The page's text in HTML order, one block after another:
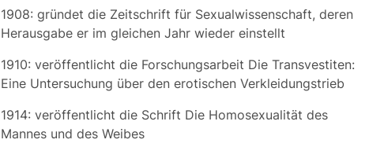
1908: gründet die Zeitschrift für Sexualwissenschaft, deren
Herausgabe er im gleichen Jahr wieder einstellt
1910: veröffentlicht die Forschungsarbeit Die Transvestiten:
Eine Untersuchung über den erotischen Verkleidungstrieb
1914: veröffentlicht die Schrift Die Homosexualität des
Mannes und des Weibes